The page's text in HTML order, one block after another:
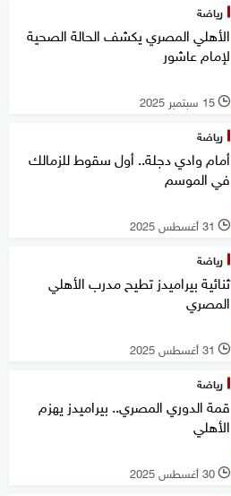
رياضة
الأهلي المصري يكشف الحالة الصحية
لإمام عاشور
l 15 سبتمبر 2025
رياضة
أمام وادي دجلة.. أول سقوط للزمالك
في الموسم
l 31 أغسطس 2025
رياضة
ثنائية بيراميدز تطيح مدرب الأهلي
المصري
l 31 أغسطس 2025
رياضة
قمة الدوري المصري.. بيراميدز يهزم
الأهلي
l 30 أغسطس 2025